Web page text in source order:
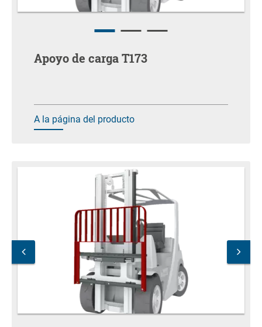
Apoyo de carga T173
A la página del producto